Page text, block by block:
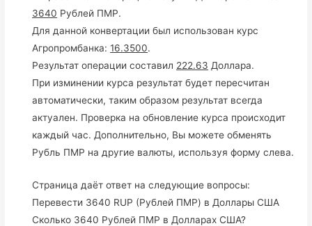
3640 Рублей ПМР.
Для данной конвертации был использован курс
Агропромбанка:16.3500.
Результат операции составил 222.63 Доллара.
При изминении курса результат будет пересчитан
автоматически, таким образом результат всегда
актуален. Проверка на обновление курса происходит
каждый час. Дополнительно, Вы можете обменять
Рубль ПМР на другие валюты, используя форму слева.
Страница даёт ответ на следующие вопросы:
Перевести 3640 RUP (Рублей ПМР) в Доллары США
Сколько 3640 Рублей ПМР в Долларах США?